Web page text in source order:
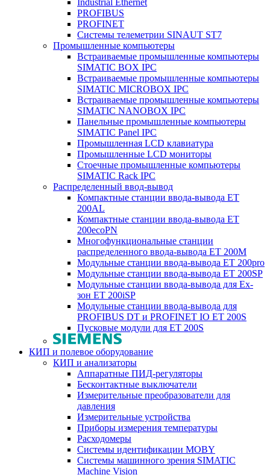
Industrial Ethernet
PROFIBUS
PROFINET
Системы телеметрии SINAUT ST7
Промышленные компьютеры
Встраиваемые промышленные компьютеры
SIMATIC BOX IPC
Встраиваемые промышленные компьютеры
SIMATIC MICROBOX IPC
Встраиваемые промышленные компьютеры
SIMATIC NANOBOX IPC
Панельные промышленные компьютеры
SIMATIC Panel IPC
Промышленная LCD клавиатура
Промышленные LCD мониторы
Стоечные промышленные компьютеры
SIMATIC Rack IPC
Распределенный ввод-вывод
Компактные станции ввода-вывода ET
200AL
Компактные станции ввода-вывода ET
200ecoPN
Многофункциональные станции
распределенного ввода-вывода ET 200M
Модульные станции ввода-вывода ET 200pro
Модульные станции ввода-вывода ET 200SP
Модульные станции ввода-вывода для Ex-
зон ET 200iSP
Модульные станции ввода-вывода для
PROFIBUS DT и PROFINET IO ET 200S
Пусковые модули для ET 200S
КИП и полевое оборудование
КИП и анализаторы
Аппаратные ПИД-регуляторы
Бесконтактные выключатели
Измерительные преобразователи для
давления
Измерительные устройства
Приборы измерения температуры
Расходомеры
Системы идентификации MOBY
Системы машинного зрения SIMATIC
Machine Vision